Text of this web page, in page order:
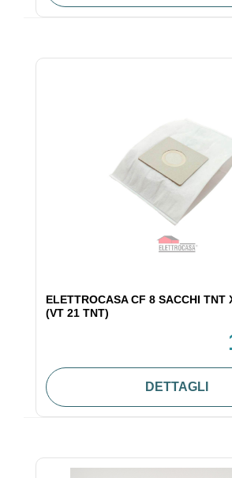
ELETTROCASA CF 8 SACCHI TNT
(VT 21 TNT)
DETTAGLI